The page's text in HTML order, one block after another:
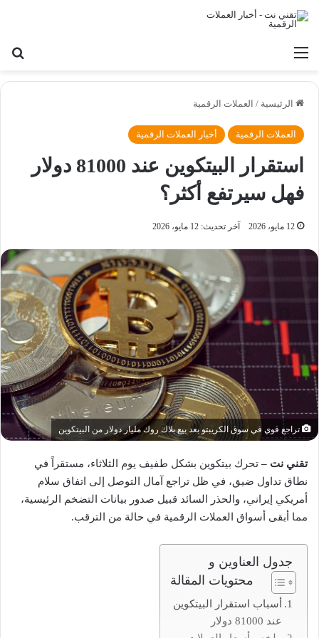
القائمة
الرئيسية / العملات الرقمية
العملات الرقمية أخبار العملات الرقمية
استقرار البيتكوين عند 81000 دولار
فهل سيرتفع أكثر؟
12 مايو، 2026 آخر تحديث: 12 مايو، 2026
تراجع قوي في سوق الكريبتو بعد بيع بلاك روك مليار دولار من البيتكوين
تقني نت –تحرك بيتكوين بشكل طفيف يوم الثلاثاء، مستقراً في
نطاق تداول ضيق، في ظل تراجع آمال التوصل إلى اتفاق سلام
أمريكي إيراني، والحذر السائد قبيل صدور بيانات التضخم الرئيسية،
مما أبقى أسواق العملات الرقمية في حالة من الترقب.
جدول العناوين و
محتويات المقالة
أسباب استقرار البيتكوين
عند 81000 دولار